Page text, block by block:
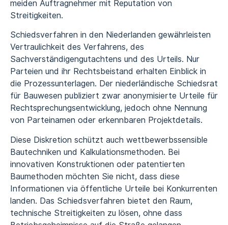
meiden Auftragnehmer mit Reputation von
Streitigkeiten.
Schiedsverfahren in den Niederlanden gewährleisten
Vertraulichkeit des Verfahrens, des
Sachverständigengutachtens und des Urteils. Nur
Parteien und ihr Rechtsbeistand erhalten Einblick in
die Prozessunterlagen. Der niederländische Schiedsrat
für Bauwesen publiziert zwar anonymisierte Urteile für
Rechtsprechungsentwicklung, jedoch ohne Nennung
von Parteinamen oder erkennbaren Projektdetails.
Diese Diskretion schützt auch wettbewerbssensible
Bautechniken und Kalkulationsmethoden. Bei
innovativen Konstruktionen oder patentierten
Baumethoden möchten Sie nicht, dass diese
Informationen via öffentliche Urteile bei Konkurrenten
landen. Das Schiedsverfahren bietet den Raum,
technische Streitigkeiten zu lösen, ohne dass